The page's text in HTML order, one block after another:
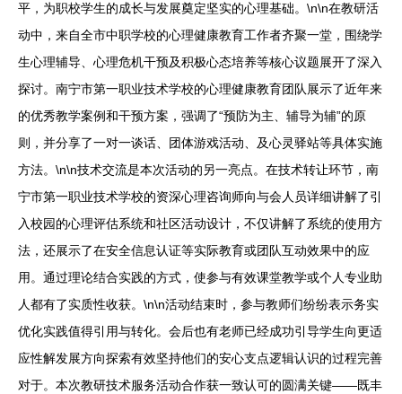
平，为职校学生的成长与发展奠定坚实的心理基础。\n\n在教研活
动中，来自全市中职学校的心理健康教育工作者齐聚一堂，围绕学
生心理辅导、心理危机干预及积极心态培养等核心议题展开了深入
探讨。南宁市第一职业技术学校的心理健康教育团队展示了近年来
的优秀教学案例和干预方案，强调了“预防为主、辅导为辅”的原
则，并分享了一对一谈话、团体游戏活动、及心灵驿站等具体实施
方法。\n\n技术交流是本次活动的另一亮点。在技术转让环节，南
宁市第一职业技术学校的资深心理咨询师向与会人员详细讲解了引
入校园的心理评估系统和社区活动设计，不仅讲解了系统的使用方
法，还展示了在安全信息认证等实际教育或团队互动效果中的应
用。通过理论结合实践的方式，使参与有效课堂教学或个人专业助
人都有了实质性收获。\n\n活动结束时，参与教师们纷纷表示务实
优化实践值得引用与转化。会后也有老师已经成功引导学生向更适
应性解发展方向探索有效坚持他们的安心支点逻辑认识的过程完善
对于。本次教研技术服务活动合作获一致认可的圆满关键——既丰